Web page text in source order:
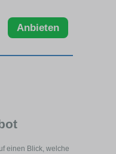
Anbieten
einen Blick, welche